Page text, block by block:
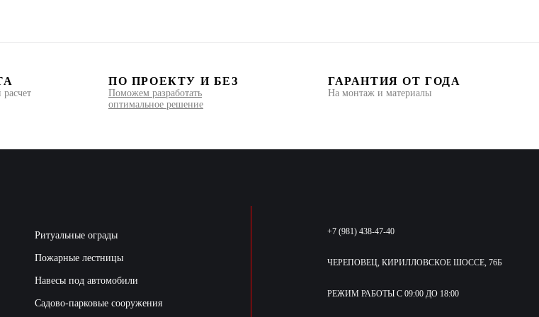
ПО ПРОЕКТУ И БЕЗ
Поможем разработать
оптимальное решение
ГАРАНТИЯ ОТ ГОДА
На монтаж и материалы
Ритуальные ограды
Пожарные лестницы
Навесы под автомобили
Садово-парковые сооружения
+7 (981) 438-47-40
ЧЕРЕПОВЕЦ, КИРИЛЛОВСКОЕ ШОССЕ, 76Б
РЕЖИМ РАБОТЫ С 09:00 ДО 18:00